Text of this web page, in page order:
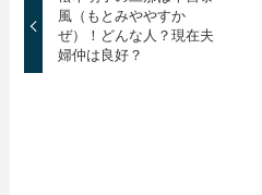
風（もとみややすか
ぜ）！どんな人？現在夫
婦仲は良好？